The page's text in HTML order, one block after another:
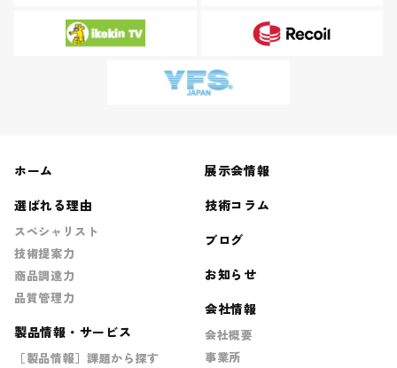
ホーム
選ばれる理由
スペシャリスト
技術提案力
商品調達力
品質管理力
製品情報・サービス
［製品情報］課題から探す
展示会情報
技術コラム
ブログ
お知らせ
会社情報
会社概要
事業所